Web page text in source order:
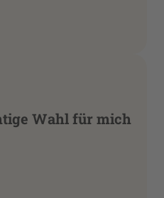
Wahl für mich